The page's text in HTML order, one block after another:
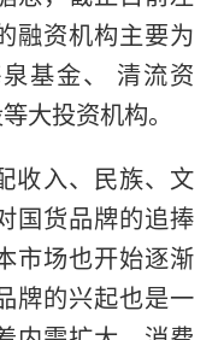
融资机构主要为
基金、 清流资
大投资机构。
收入、民族、文
国货品牌的追捧
市场也开始逐渐
牌的兴起也是一